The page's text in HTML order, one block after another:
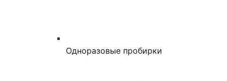
Одноразовые пробирки